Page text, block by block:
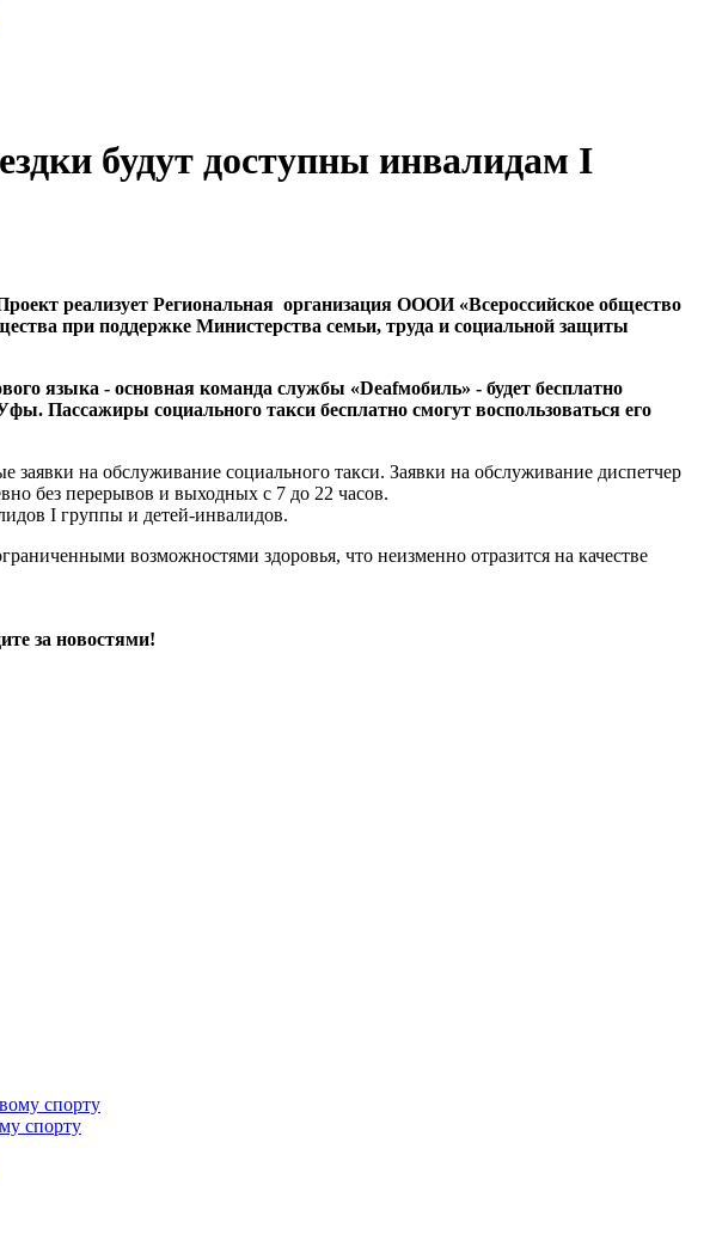
будут доступны инвалидам I
реализует Региональная организация ОООИ «Всероссийское общество
при поддержке Министерства семьи, труда и социальной защиты
языка - основная команда службы «Deafмобиль» - будет бесплатно
Пассажиры социального такси бесплатно смогут воспользоваться его
на обслуживание социального такси. Заявки на обслуживание диспетчер
без перерывов и выходных с 7 до 22 часов.
I группы и детей-инвалидов.
возможностями здоровья, что неизменно отразится на качестве
за новостями!
спорту